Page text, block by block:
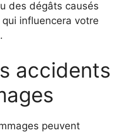
des dégâts causés
influencera votre
accidents
peuvent